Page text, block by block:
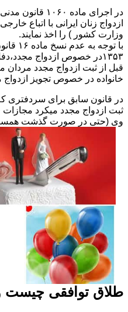
در اجرای ماده
ازدواج زنان ایرانی با اتباع
وزارت کشور ) را اخذ نمایند.
با
۱۳۵۳در خصوص ازدواج
قبل از ثبت ازدواج مجدد مردان
خانواده در خصوص تجویز ازدواج
در قانون سابق برای سردفتری
ثبت ازدواج مجدد میکرد
وی (حتی در صورت گذشت همسر
طلاق توافقی چیست